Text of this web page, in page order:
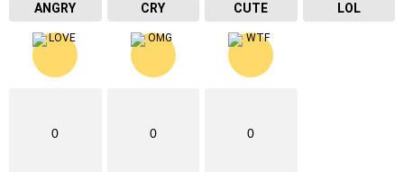
ANGRY CRY CUTE LOL
0 0 0